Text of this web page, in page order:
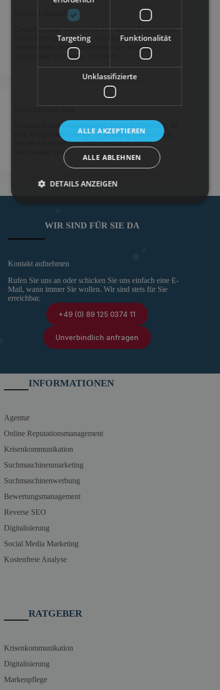
Interne Linkstruktur
Grundlegendes Verständnis Die interne Linkstruktur
bezeichnet das Netzwerk von Hyperlinks, die
verschiedene Seiten innerhalb einer Website
miteinander verbinden. Sie bildet…
Definition und Grundkonzept Inbound Marketing ist
eine Vorgehensweise zur Gewinnung von Kunden,
bei der Unternehmen aktiv versuchen, durch
interessante und…
WIR SIND FÜR SIE DA
Kontakt aufnehmen
Rufen Sie uns an oder schicken Sie uns einfach eine E-
Mail, wann immer Sie wollen. Wir sind stets für Sie
erreichbar.
+49 (0) 89 125 0374 11
Unverbindlich anfragen
INFORMATIONEN
Agentur
Online Reputationsmanagement
Krisenkommunikation
Suchmaschinenmarketing
Suchmaschinenwerbung
Bewertungsmanagement
Reverse SEO
Digitalisierung
Social Media Marketing
Kostenfreie Analyse
RATGEBER
Krisenkommunikation
Digitalisierung
Markenpflege
Targeting Funktionalität
Unklassifizierte
ALLE AKZEPTIEREN
ALLE ABLEHNEN
DETAILS ANZEIGEN